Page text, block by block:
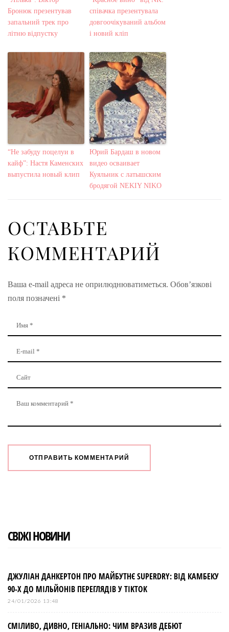
Бронюк презентував
запальний трек про
літню відпустку
співачка презентувала
довгоочікуваний альбом
і новий кліп
“Не забуду поцелуи в
кайф”: Настя Каменских
выпустила новый клип
Юрий Бардаш в новом
видео осваивает
Куяльник с латышским
бродягой NEKIY NIKO
ОСТАВЬТЕ
КОММЕНТАРИЙ
Ваша e-mail адреса не оприлюднюватиметься. Обов’язкові
поля позначені *
СВІЖІ НОВИНИ
ДЖУЛІАН ДАНКЕРТОН ПРО МАЙБУТНЄ SUPERDRY: ВІД КАМБЕКУ
90-Х ДО МІЛЬЙОНІВ ПЕРЕГЛЯДІВ У TIKTOK
24/01/2026 13:48
СМІЛИВО, ДИВНО, ГЕНІАЛЬНО: ЧИМ ВРАЗИВ ДЕБЮТ